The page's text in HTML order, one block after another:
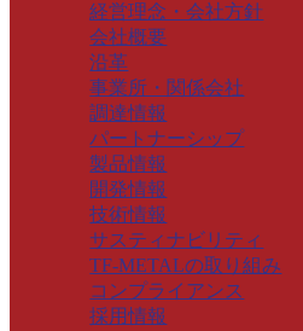
経営理念・会社方針
会社概要
沿革
事業所・関係会社
調達情報
パートナーシップ
製品情報
開発情報
技術情報
サスティナビリティ
TF-METALの取り組み
コンプライアンス
採用情報